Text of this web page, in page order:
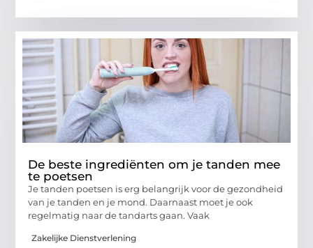
De beste ingrediënten om je tanden mee
te poetsen
Je tanden poetsen is erg belangrijk voor de gezondheid
van je tanden en je mond. Daarnaast moet je ook
regelmatig naar de tandarts gaan. Vaak
Zakelijke Dienstverlening